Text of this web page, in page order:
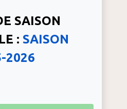
SAISON
: SAISON
2026